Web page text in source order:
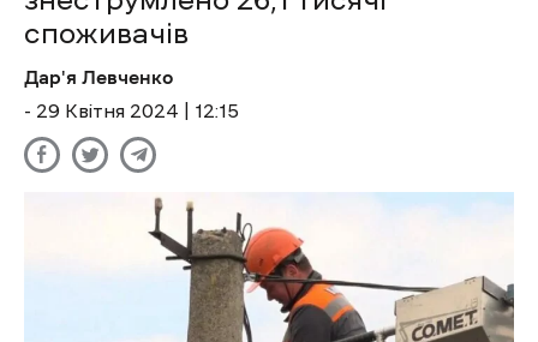
споживачів
Дар'я Левченко
- 29 Квітня 2024 | 12:15